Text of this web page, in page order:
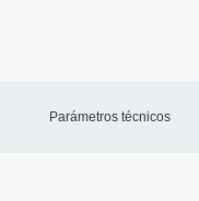
Parámetros técnicos